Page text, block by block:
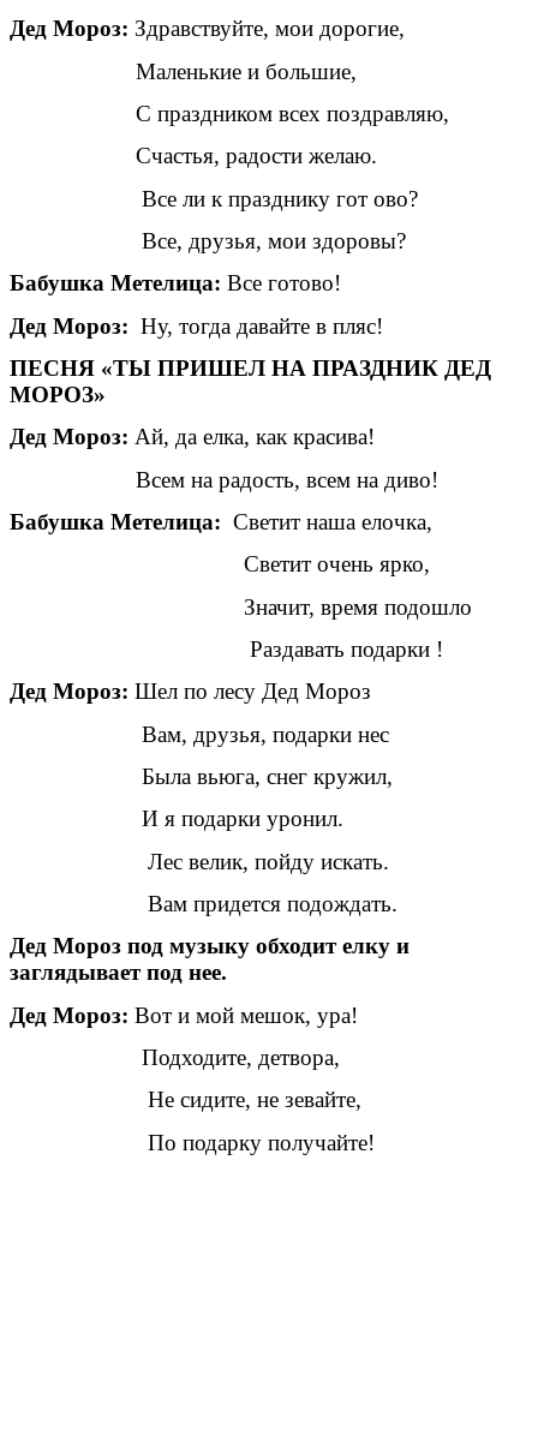
Дед Мороз: Здравствуйте, мои дорогие,
Маленькие и большие,
С праздником всех поздравляю,
Счастья, радости желаю.
Все ли к празднику гот ово?
Все, друзья, мои здоровы?
Бабушка Метелица: Все готово!
Дед Мороз: Ну, тогда давайте в пляс!
ПЕСНЯ «ТЫ ПРИШЕЛ НА ПРАЗДНИК ДЕД
МОРОЗ»
Дед Мороз: Ай, да елка, как красива!
Всем на радость, всем на диво!
Бабушка Метелица: Светит наша елочка,
Светит очень ярко,
Значит, время подошло
Раздавать подарки !
Дед Мороз: Шел по лесу Дед Мороз
Вам, друзья, подарки нес
Была вьюга, снег кружил,
И я подарки уронил.
Лес велик, пойду искать.
Вам придется подождать.
Дед Мороз под музыку обходит елку и
заглядывает под нее.
Дед Мороз: Вот и мой мешок, ура!
Подходите, детвора,
Не сидите, не зевайте,
По подарку получайте!